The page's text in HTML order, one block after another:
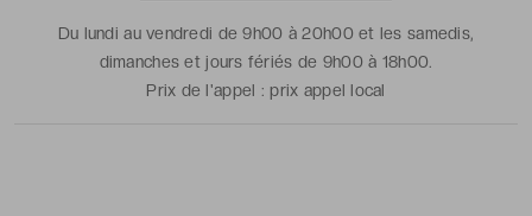
Du lundi au vendredi de 9h00 à 20h00 et les samedis,
dimanches et jours fériés de 9h00 à 18h00.
Prix de l'appel :prix appel local